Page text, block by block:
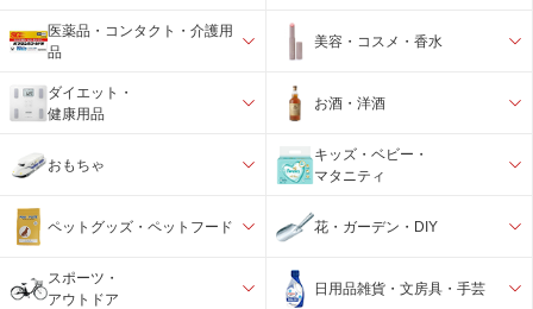
医薬品・コンタクト・介護用
品
美容・コスメ・香水
ダイエット・
健康用品
お酒・洋酒
おもちゃ
キッズ・ベビー・
マタニティ
ペットグッズ・ペットフード 花・ガーデン・DIY
スポーツ・
アウトドア
日用品雑貨・文房具・手芸